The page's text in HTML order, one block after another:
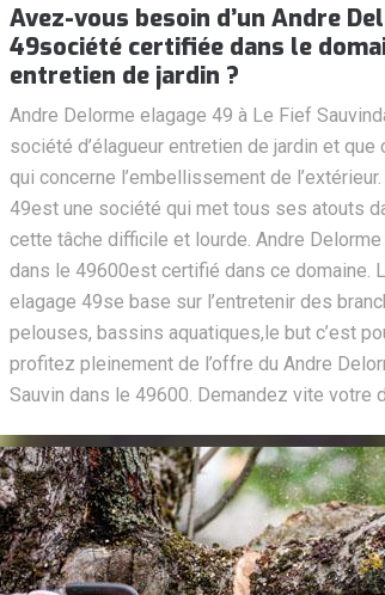
Avez-vous besoin d’un Andre
49société certifiée dans le
entretien de jardin ?
Andre Delorme elagage 49 à Le Fief
société d’élagueur entretien de jardin et
qui concerne l’embellissement de
49est une société qui met tous ses atouts
cette tâche difficile et lourde. Andre
dans le 49600est certifié dans ce domaine.
elagage 49se base sur l’entretenir des
pelouses, bassins aquatiques,le but c’est
profitez pleinement de l’offre du Andre
Sauvin dans le 49600. Demandez vite votre